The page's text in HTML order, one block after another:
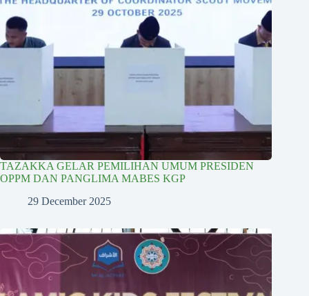
TAZAKKA GELAR PEMILIHAN UMUM PRESIDEN
OPPM DAN PANGLIMA MABES KGP
29 December 2025